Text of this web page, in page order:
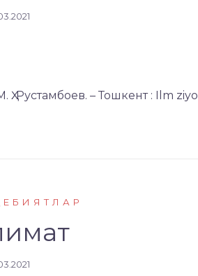
Рустамбоев. – Тошкент : Ilm